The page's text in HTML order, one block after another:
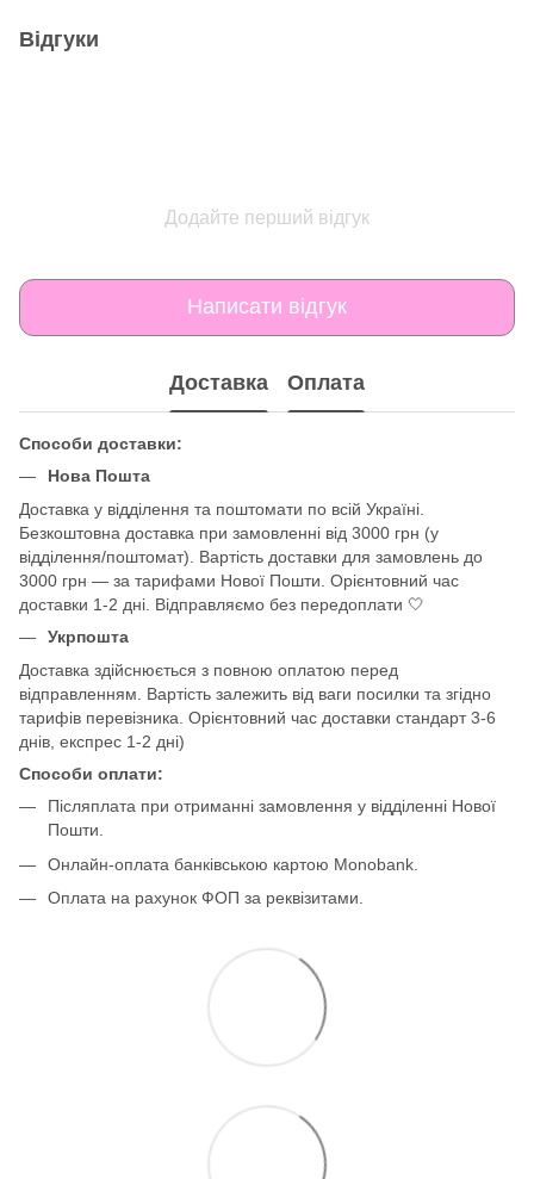
Відгуки
Додайте перший відгук
Написати відгук
Доставка Оплата
Способи доставки:
Нова Пошта
Доставка у відділення та поштомати по всій Україні.
Безкоштовна доставка при замовленні від 3000 грн (у
відділення/поштомат). Вартість доставки для замовлень до
3000 грн — за тарифами Нової Пошти. Орієнтовний час
доставки 1-2 дні. Відправляємо без передоплати 🤍
Укрпошта
Доставка здійснюється з повною оплатою перед
відправленням. Вартість залежить від ваги посилки та згідно
тарифів перевізника. Орієнтовний час доставки стандарт 3-6
днів, експрес 1-2 дні)
Способи оплати:
Післяплата при отриманні замовлення у відділенні Нової
Пошти.
Онлайн-оплата банківською картою Monobank.
Оплата на рахунок ФОП за реквізитами.